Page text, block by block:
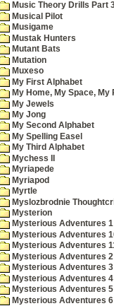
Music Theory Drills Part
Musical Pilot
Musigame
Mustak Hunters
Mutant Bats
Mutation
Muxeso
My First Alphabet
My Home, My Space, My
My Jewels
My Jong
My Second Alphabet
My Spelling Easel
My Third Alphabet
Mychess II
Myriapede
Myriapod
Myrtle
Myslozbrodnie
Mysterion
Mysterious Adventures
Mysterious Adventures
Mysterious Adventures
Mysterious Adventures
Mysterious Adventures
Mysterious Adventures
Mysterious Adventures
Mysterious Adventures